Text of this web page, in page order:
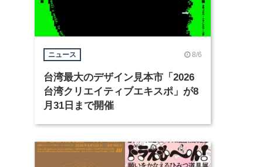
ニュース 8/6
台湾最大のデザイン見本市「2026
台湾クリエイティブエキスポ」が8
月31日まで開催